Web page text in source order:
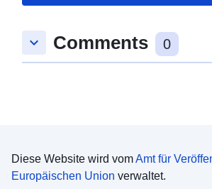
keyboard_arrow_down Comments 0
Diese Website wird vomAmt für
Europäischen Union verwaltet.